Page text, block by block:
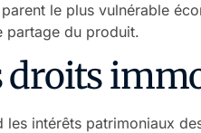
le plus vulnérable
partage du produit.
droits
intérêts patrimoniaux